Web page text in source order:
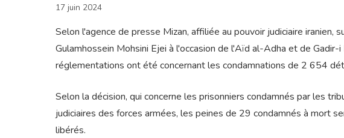
17 juin 2024
Selon l'agence de presse Mizan, affiliée au pouvoir judiciaire iranien,
Gulamhossein Mohsini Ejei à l'occasion de l'Aïd al-Adha et de
réglementations ont été concernant les condamnations de 2 654
Selon la décision, qui concerne les prisonniers condamnés par les
judiciaires des forces armées, les peines de 29 condamnés à mort
libérés.